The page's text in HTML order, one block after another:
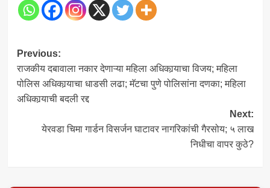
Post
navigation
Previous:
राजकीय दबावाला नकार देणाऱ्या महिला अधिकार्‍याचा विजय; महिला
पोलिस अधिकार्‍याचा धाडसी लढा; मॅटचा पुणे पोलिसांना दणका; महिला
अधिकार्‍याची बदली रद्द
Next:
येरवडा चिमा गार्डन विसर्जन घाटावर नागरिकांची गैरसोय; ५ लाख
निधीचा वापर कुठे?